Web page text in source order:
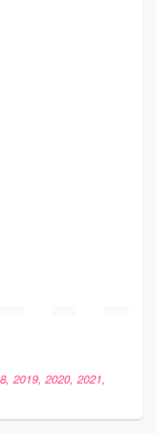
2019, 2020, 2021,